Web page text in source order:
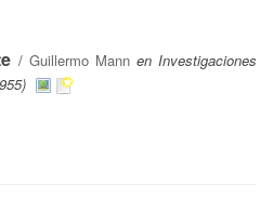
/ Guillermo Mann en Investigaciones